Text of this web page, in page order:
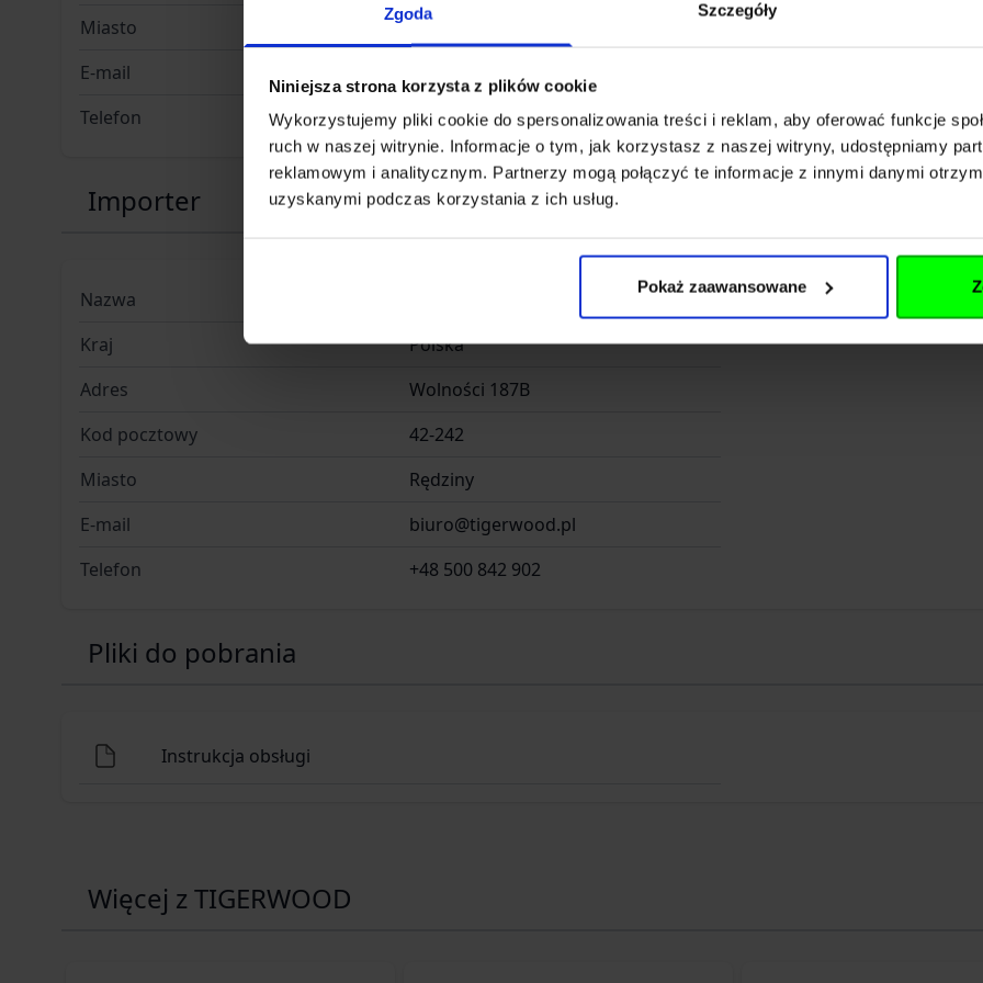
Zgoda Szczegóły
Niniejsza strona korzysta z plików cookie
Wykorzystujemy pliki cookie do spersonalizowania treści i reklam, aby oferować funkcje
ruch w naszej witrynie. Informacje o tym, jak korzystasz z naszej witryny, udostępniamy
reklamowym i analitycznym. Partnerzy mogą połączyć te informacje z innymi danymi
uzyskanymi podczas korzystania z ich usług.
Pokaż zaawansowane
Miasto
Rędziny
E-mail
biuro@tigerwood.pl
Telefon
+48 500 842 902
Importer
Nazwa
Kraj
Polska
Adres
Wolności 187B
Kod pocztowy
42-242
Miasto
Rędziny
E-mail
biuro@tigerwood.pl
Telefon
+48 500 842 902
Pliki do pobrania
Instrukcja obsługi
Więcej z TIGERWOOD